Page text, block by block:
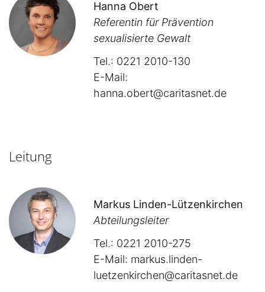
Hanna Obert
Referentin für Prävention
sexualisierte Gewalt
Tel.: 0221 2010-130
E-Mail:
hanna.obert@caritasnet.de
Leitung
Markus Linden-Lützenkirchen
Abteilungsleiter
Tel.: 0221 2010-275
E-Mail: markus.linden-
luetzenkirchen@caritasnet.de